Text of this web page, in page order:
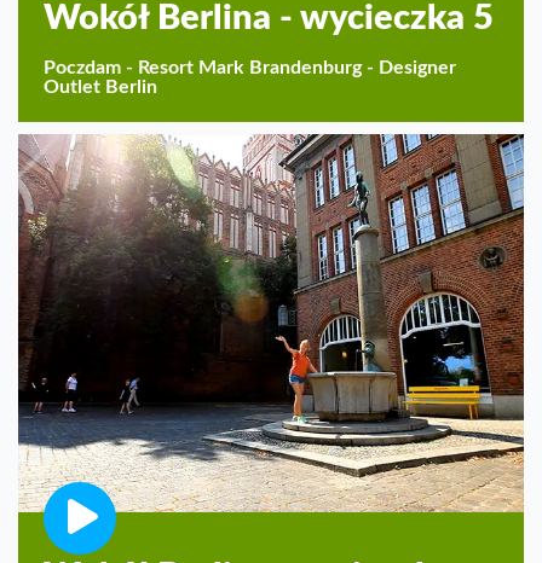
Wokół Berlina - wycieczka 5
Poczdam - Resort Mark Brandenburg - Designer
Outlet Berlin